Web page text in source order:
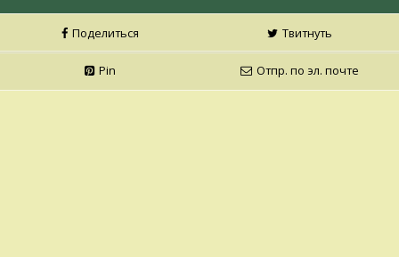
Поделиться Твитнуть
Pin Отпр. по эл. почте